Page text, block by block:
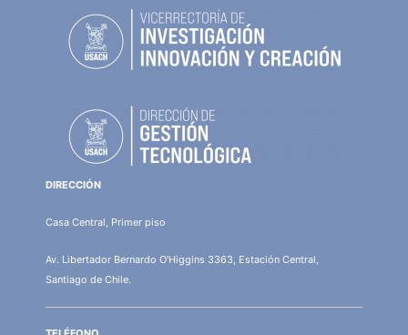
DIRECCIÓN
Casa Central, Primer piso
Av. Libertador Bernardo O'Higgins 3363, Estación Central,
Santiago de Chile.